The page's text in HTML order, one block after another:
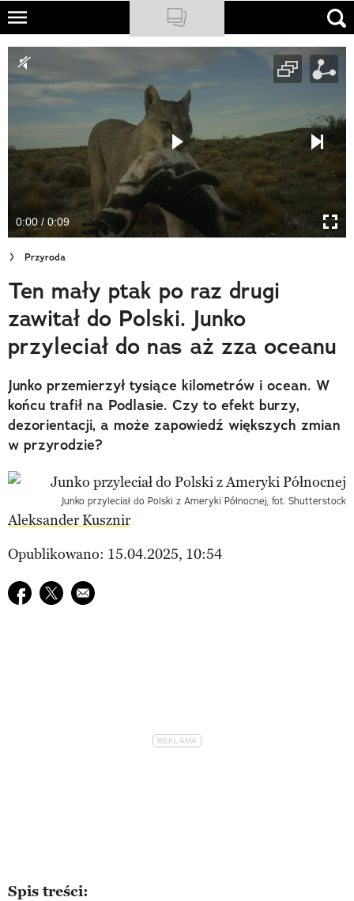
Skip
main
content
NATIONAL GEOGRAPHIC
TRAVELER
PODCASTY
Sklep
Newsletter
Cuda Polski
Wielki Konkurs Fotograficzny
Trendbook Podróżniczy
Polecane
0:00 / 0:09
Przyroda
Ten mały ptak po raz drugi
zawitał do Polski. Junko
przyleciał do nas aż zza oceanu
Junko przemierzył tysiące kilometrów i ocean. W
końcu trafił na Podlasie. Czy to efekt burzy,
dezorientacji, a może zapowiedź większych zmian
w przyrodzie?
Junko przyleciał do Polski z Ameryki Północnej, fot. Shutterstock
Aleksander Kusznir
Opublikowano: 15.04.2025, 10:54
Udostępnij na facebook
Udostępnij na twitter
E-mail do przyjaciela
Spis treści: